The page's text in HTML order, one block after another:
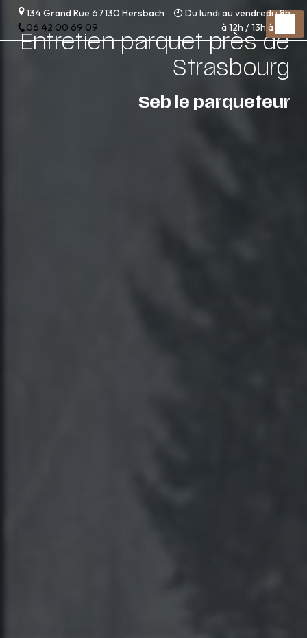
134 Grand Rue 67130 Hersbach
06 42 00 69 09
Du lundi au vendredi : 8h
à 12h / 13h à 17h
Entretien parquet près de
Strasbourg
Seb le parqueteur
Panneau de gestion des cookies